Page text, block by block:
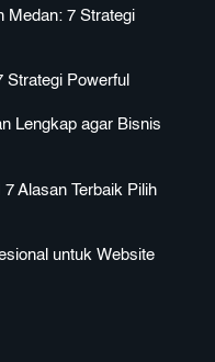
Medan: 7 Strategi
Powerful
Lengkap agar Bisnis
Alasan Terbaik Pilih
untuk Website